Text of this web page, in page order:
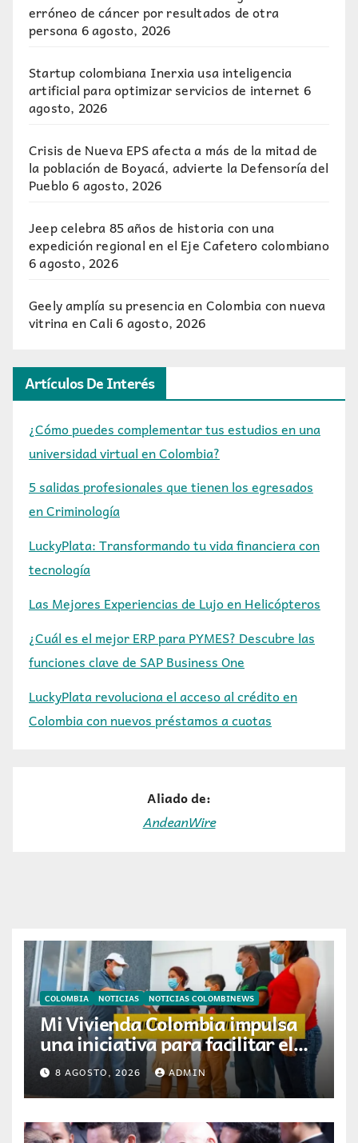
erróneo de cáncer por resultados de otra
persona6 agosto, 2026
Startup colombiana Inerxia usa inteligencia
artificial para optimizar servicios de internet 6
agosto, 2026
Crisis de Nueva EPS afecta a más de la mitad de
la población de Boyacá, advierte la Defensoría del
Pueblo6 agosto, 2026
Jeep celebra 85 años de historia con una
expedición regional en el Eje Cafetero colombiano
6 agosto, 2026
Geely amplía su presencia en Colombia con nueva
vitrina en Cali 6 agosto, 2026
Artículos De Interés
¿Cómo puedes complementar tus estudios en una
universidad virtual en Colombia?
5 salidas profesionales que tienen los egresados
en Criminología
LuckyPlata: Transformando tu vida financiera con
tecnología
Las Mejores Experiencias de Lujo en Helicópteros
¿Cuál es el mejor ERP para PYMES? Descubre las
funciones clave de SAP Business One
LuckyPlata revoluciona el acceso al crédito en
Colombia con nuevos préstamos a cuotas
Aliado de:
AndeanWire
COLOMBIA NOTICIAS NOTICIAS COLOMBINEWS
Mi Vivienda Colombia impulsa
una iniciativa para facilitar el
acceso a la vivienda de familias
colombianas
8 AGOSTO, 2026 ADMIN